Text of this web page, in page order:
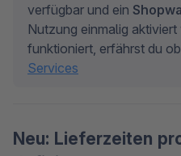
verfügbar und ein
Nutzung einmalig
funktioniert, erfährst du
Services
Neu: Lieferzeiten